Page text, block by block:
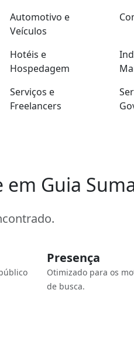
Automotivo e
Veículos
Hotéis e
Hospedagem
Serviços e
Freelancers
Guia
Presença
Otimizado para os
de busca.